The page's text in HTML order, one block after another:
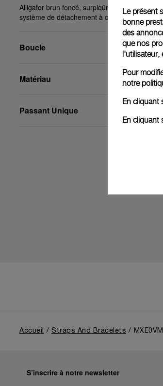
Alligator brun foncé, surpiqûres beiges, XS,
système de détachement à clic PAM™
Boucle
Matériau
Passant Unique
Accueil Straps And Bracelets
S’inscrire à notre newsletter
Le présent
bonne
des
que nos
l'utilisateur,
Pour
notre
En cliquant
En cliquant